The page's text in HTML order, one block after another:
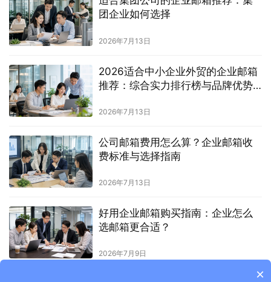
团企业如何选择
2026年7月13日
2026适合中小企业外贸的企业邮箱
推荐：综合实力排行榜与品牌优势
2026年7月13日
公司邮箱费用怎么算？企业邮箱收
费标准与选择指南
2026年7月13日
好用企业邮箱购买指南：企业怎么
选邮箱更合适？
2026年7月9日
×